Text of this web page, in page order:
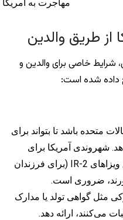
از طریق والدین
شرایط خاصی برای والدین و
داده شده است:
متحده باشد تا بتواند برای
دهد. شهروندی آمریکا برای
والدینی که فرزندان خود را از طریق ویزاهای IR-2 (برای فرزندان
مثل گواهی تولد یا مدارک
می‌کنند، ارائه دهد.